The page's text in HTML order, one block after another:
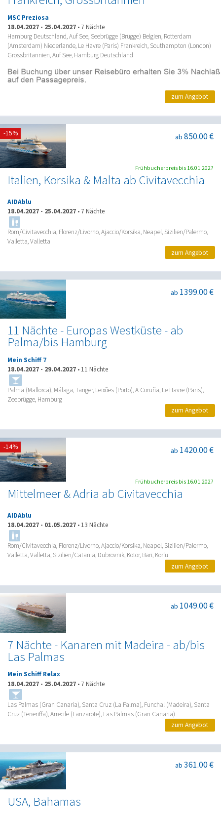
MSC Preziosa
18.04.2027 - 25.04.2027 • 7 Nächte
Hamburg Deutschland, Auf See, Seebrügge (Brügge) Belgien, Rotterdam
(Amsterdam) Niederlande, Le Havre (Paris) Frankreich, Southampton (London)
Grossbritannien, Auf See, Hamburg Deutschland
zum Angebot
Italien, Korsika & Malta ab Civitavecchia
ab 850.00 €
AIDAblu
18.04.2027 - 25.04.2027 • 7 Nächte
Rom/Civitavecchia, Florenz/Livorno, Ajaccio/Korsika, Neapel, Sizilien/Palermo,
Valletta, Valletta
-15%
Frühbucherpreis bis 16.01.2027
zum Angebot
11 Nächte - Europas Westküste - ab
Palma/bis Hamburg
ab 1399.00 €
Mein Schiff 7
18.04.2027 - 29.04.2027 • 11 Nächte
Palma (Mallorca), Málaga, Tanger, Leixões (Porto), A Coruña, Le Havre (Paris),
Zeebrügge, Hamburg
zum Angebot
Mittelmeer & Adria ab Civitavecchia
ab 1420.00 €
AIDAblu
18.04.2027 - 01.05.2027 • 13 Nächte
Rom/Civitavecchia, Florenz/Livorno, Ajaccio/Korsika, Neapel, Sizilien/Palermo,
Valletta, Valletta, Sizilien/Catania, Dubrovnik, Kotor, Bari, Korfu
-14%
Frühbucherpreis bis 16.01.2027
zum Angebot
7 Nächte - Kanaren mit Madeira - ab/bis
Las Palmas
ab 1049.00 €
Mein Schiff Relax
18.04.2027 - 25.04.2027 • 7 Nächte
Las Palmas (Gran Canaria), Santa Cruz (La Palma), Funchal (Madeira), Santa
Cruz (Teneriffa), Arrecife (Lanzarote), Las Palmas (Gran Canaria)
zum Angebot
USA, Bahamas
ab 361.00 €